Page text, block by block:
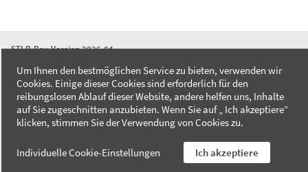
STLB-Bau Version 2026-04
FAQ
Kontakt
Datenschutzerklärung
Um Ihnen den bestmöglichen Service zu bieten, verwenden wir
Cookies. Einige dieser Cookies sind erforderlich für den
reibungslosen Ablauf dieser Website, andere helfen uns, Inhalte
auf Sie zugeschnitten anzubieten. Wenn Sie auf „ Ich akzeptiere“
klicken, stimmen Sie der Verwendung von Cookies zu.
Individuelle Cookie-Einstellungen Ich akzeptiere